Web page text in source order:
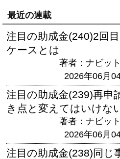
最近の連載
注目の助成金(240)2回
ケースとは
著者：ナビッ
2026年06月
注目の助成金(239)再申
き点と変えてはいけな
著者：ナビッ
2026年06月
注目の助成金(238)同じ